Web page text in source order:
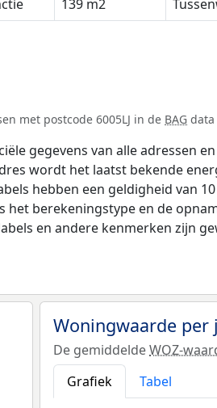
139 m2
met postcode 6005LJ in de BAG data
gegevens van alle adressen
wordt het laatst bekende
hebben een geldigheid van
het berekeningstype en de
en andere kenmerken zijn
Woningwaarde per
De gemiddeldeWOZ-
Grafiek
Tabel